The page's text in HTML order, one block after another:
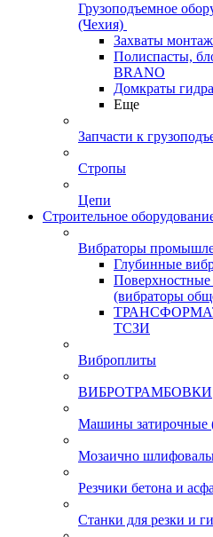
Грузоподъемное
(Чехия)
Захваты
Полиспасты,
BRANO
Домкраты
Еще
Запчасти к
Стропы
Цепи
Строительное
Вибраторы
Глубинные
(вибраторы
ТСЗИ
Виброплиты
ВИБРОТРАМБОВКИ
Машины затирочные
Мозаично
Резчики бетона и
Станки для резки и